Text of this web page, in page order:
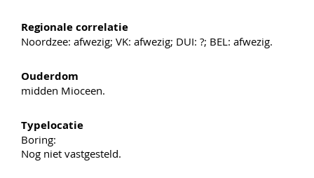
Regionale correlatie
Noordzee: afwezig; VK: afwezig; DUI: ?; BEL: afwezig.
Ouderdom
midden Mioceen.
Typelocatie
Boring:
Nog niet vastgesteld.